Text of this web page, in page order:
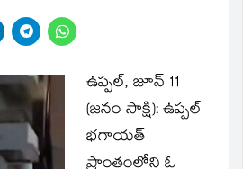
Click
in
Click
to
Telegram
(Opens
in
new
window)
Click
to
WhatsApp
(Opens
new
ఉప్పల్, జూన్ 11
(జనం సాక్షి):ఉప్పల్
భగాయత్